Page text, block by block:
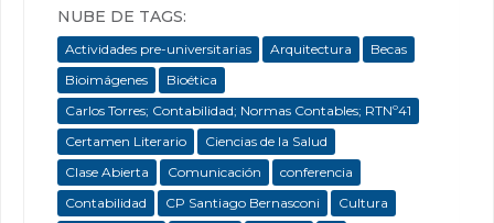
NUBE DE TAGS:
Actividades pre-universitarias Arquitectura
Becas
Bioimágenes
Bioética
Carlos Torres; Contabilidad; Normas Contables; RTNº41
Certamen Literario
Ciencias de la Salud
Clase Abierta
Comunicación
conferencia
Contabilidad
CP Santiago Bernasconi
Cultura